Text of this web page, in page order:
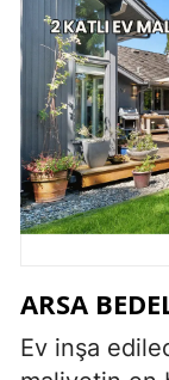
ARSA
Ev inşa